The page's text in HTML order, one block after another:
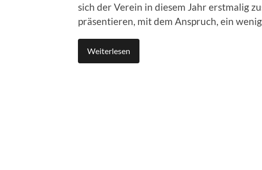
sich der Verein in diesem Jahr erstmalig
präsentieren, mit dem Anspruch, ein
Weiterlesen